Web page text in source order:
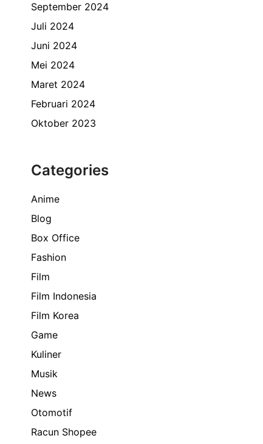
September 2024
Juli 2024
Juni 2024
Mei 2024
Maret 2024
Februari 2024
Oktober 2023
Categories
Anime
Blog
Box Office
Fashion
Film
Film Indonesia
Film Korea
Game
Kuliner
Musik
News
Otomotif
Racun Shopee